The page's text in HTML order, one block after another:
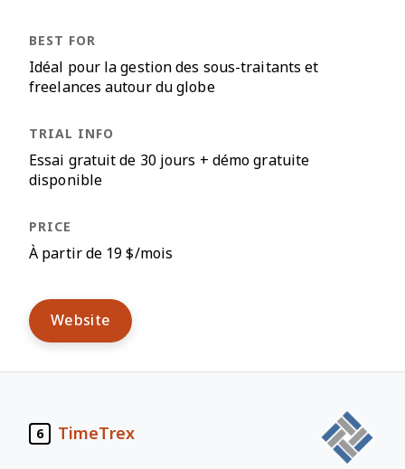
Idéal pour la gestion des sous-traitants et
freelances autour du globe
Essai gratuit de 30 jours + démo gratuite
disponible
À partir de 19 $/mois
Website
6 TimeTrex